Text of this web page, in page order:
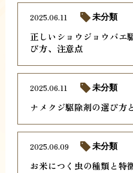
正しいショウジョウバエ
び方、注意点
2025.06.11 未分類
ナメクジ駆除剤の選び方
2025.06.11 未分類
お米につく虫の種類と特
2025.06.09 未分類